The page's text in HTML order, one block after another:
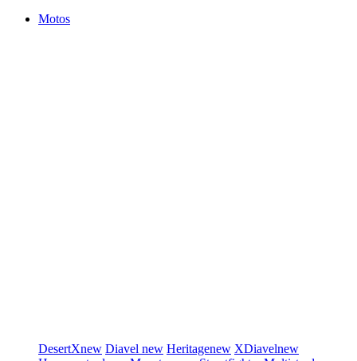
Motos
DesertXnew Diavel new Heritagenew XDiavelnew